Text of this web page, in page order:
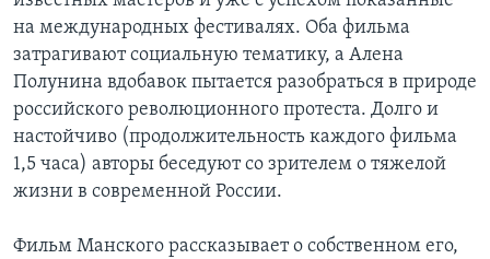
на международных фестивалях. Оба фильма
затрагивают социальную тематику, а Алена
Полунина вдобавок пытается разобраться в природе
российского революционного протеста. Долго и
настойчиво (продолжительность каждого фильма
1,5 часа) авторы беседуют со зрителем о тяжелой
жизни в современной России.
Фильм Манского рассказывает о собственном его,